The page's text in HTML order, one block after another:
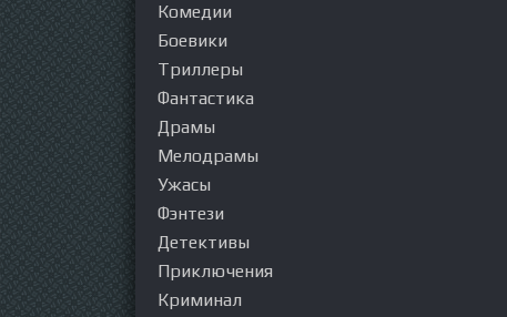
Комедии
Боевики
Триллеры
Фантастика
Драмы
Мелодрамы
Ужасы
Фэнтези
Детективы
Приключения
Криминал